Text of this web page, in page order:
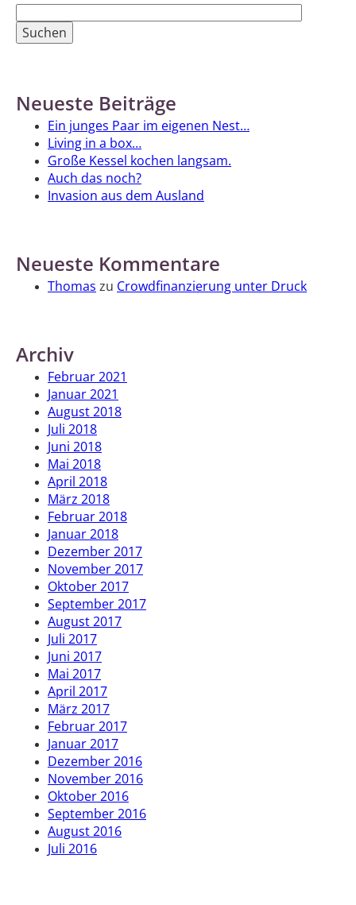
nach:
Neueste Beiträge
Ein junges Paar im eigenen Nest…
Living in a box…
Große Kessel kochen langsam.
Auch das noch?
Invasion aus dem Ausland
Neueste Kommentare
Thomas zu Crowdfinanzierung unter Druck
Archiv
Februar 2021
Januar 2021
August 2018
Juli 2018
Juni 2018
Mai 2018
April 2018
März 2018
Februar 2018
Januar 2018
Dezember 2017
November 2017
Oktober 2017
September 2017
August 2017
Juli 2017
Juni 2017
Mai 2017
April 2017
März 2017
Februar 2017
Januar 2017
Dezember 2016
November 2016
Oktober 2016
September 2016
August 2016
Juli 2016